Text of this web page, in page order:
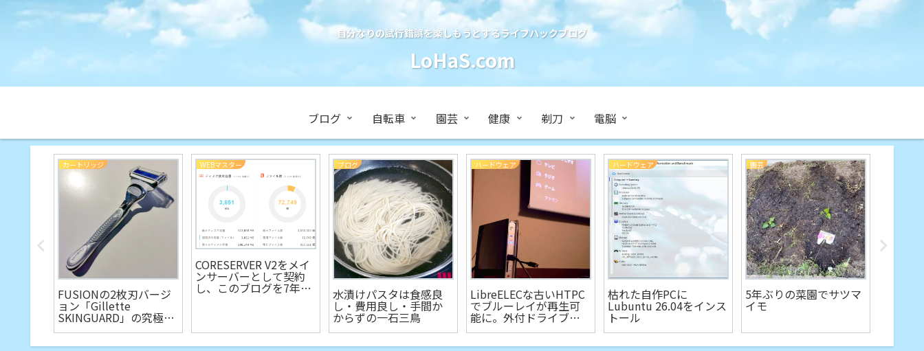
自分なりの試行錯誤を楽しもうとするライフハックブログ
LoHaS.com
ブログ 自転車 園芸 健康 剃刀 電脳
カートリッジ
FUSIONの2枚刃バージ
ョン「Gillette
SKINGUARD」の究極の
やさしさ
WEBマスター
CORESERVER V2をメイ
ンサーバーとして契約
し、このブログを7年ぶ
ブログ
水漬けパスタは食感良
し・費用良し・手間か
からずの一石三鳥
ハードウェア
LibreELECな古いHTPC
でブルーレイが再生可
能に。外付ドライブの
円盤再生用「艦橋」と
ハードウェア
枯れた自作PCに
Lubuntu 26.04をインス
トール
園芸
5年ぶりの菜園でサツマ
イモ